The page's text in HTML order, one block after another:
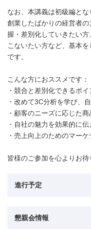
なお、本講義は初級編とな
創業したばかりの経営者
握・差別化していきたい
こないたい方など、基本
です。
こんな方におススメです：
・競合と差別化できるポ
・改めて3C分析を学び、
・顧客のニーズに応じた
・自社の魅力を効果的に
・売上向上のためのマー
皆様のご参加を心よりお待
進行予定
懇親会情報